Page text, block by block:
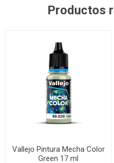
Productos
Vallejo Pintura Mecha Color
Green 17 ml